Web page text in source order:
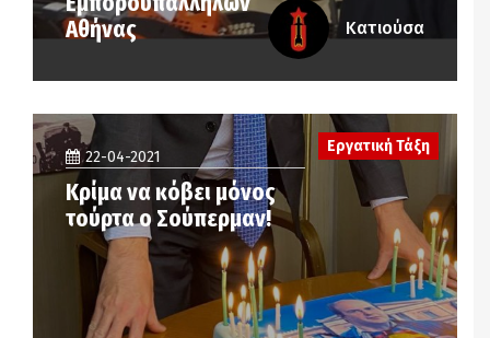
Αθήνας
Κατιούσα
22-04-2021
Κρίμα να κόβει μόνος
τούρτα ο Σούπερμαν!
Εργατική Τάξη